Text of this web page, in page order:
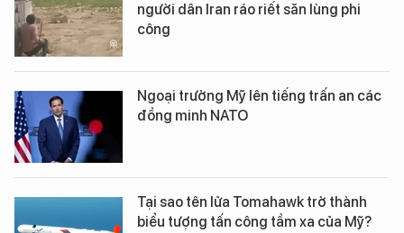
người dân Iran ráo riết săn lùng phi
công
Ngoại trưởng Mỹ lên tiếng trấn an các
đồng minh NATO
Tại sao tên lửa Tomahawk trở thành
biểu tượng tấn công tầm xa của Mỹ?